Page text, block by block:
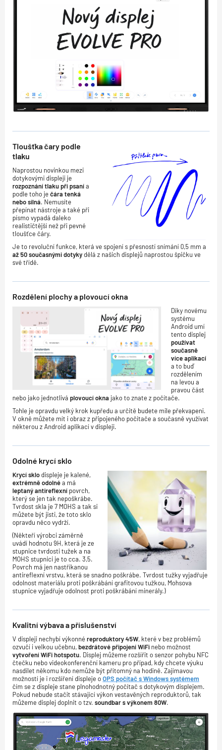
Tloušťka čary podle
tlaku
Naprostou novinkou mezi
dotykovými displeji je
rozpoznání tlaku při psanía
podle toho ječára tenká
nebosilná. Nemusíte
přepínat nástroje a také při
písmo vypadá daleko
realističtější než při pevné
tloušťce čáry.
Je to revoluční funkce, která ve spojení s přesností snímání 0,5 mm a
až 50 současnými dotykydělá z našich displejů naprostou špičku ve
své třídě.
Rozdělení plochy a plovoucí okna
Díky novému
systému
Android umí
tento displej
používat
současně
více aplikací
a to buď
rozdělením
na levou a
pravou část
nebo jako jednotlivá plovoucí okna jako to znate z počítače.
Tohle je opravdu velký krok kupředu a určitě budete mile překvapeni.
V okně můžete mít i obraz z připojeného počítače a současně využívat
některou z Android aplikací v displeji.
Odolné krycí sklo
Krycí sklodispleje je kalené,
extrémně odolnéa má
leptaný antireflexní povrch,
který se jen tak nepoškrábe.
Tvrdost skla je 7 MOHS a tak si
můžete být jisti, že toto sklo
opravdu něco vydrží.
(Někteří výrobci záměrně
uvádí hodnotu 9H, která je ze
stupnice tvrdosti tužek a na
MOHS stupnici je to cca. 3,5.
Povrch má jen nastříkanou
antireflexní vrstvu, která se snadno poškrábe. Tvrdost tužky vyjadřuje
odolnost materiálu proti poškrábání grafitovou tužkou, Mohsova
stupnice vyjadřuje odolnost proti poškrábání minerály.)
Kvalitní výbava a příslušenství
V displeji nechybí výkonnéreproduktory 45W, které v bez problémů
ozvučí i velkou učebnu,bezdrátové připojení WiFi nebo možnost
vytvoření WiFi hotspotu. Displej můžeme rozšířit o senzor pohybu NFC
čtečku nebo videokonferenční kameru pro případ, kdy chcete výuku
nasdílet někomu kdo nemůže být přítomný na hodině. Zajímavou
možností je i rozšíření displeje oOPS počítač s Windows systémem
čím se z displeje stane plnohodnotný počítač s dotykovým displejem.
Pokud nebude stačit stávající výkon vestavěných reproduktorů, tak
můžeme displej doplnit o tzv. soundbar s výkonem 80W.